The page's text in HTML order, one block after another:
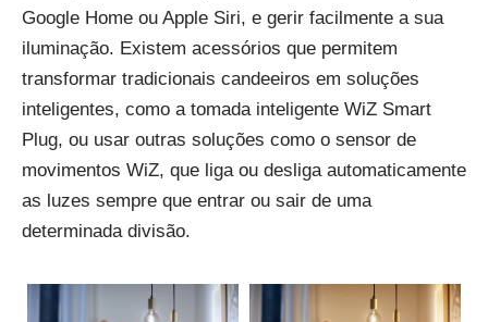
Google Home ou Apple Siri, e gerir facilmente a sua
iluminação. Existem acessórios que permitem
transformar tradicionais candeeiros em soluções
inteligentes, como a tomada inteligente WiZ Smart
Plug, ou usar outras soluções como o sensor de
movimentos WiZ, que liga ou desliga automaticamente
as luzes sempre que entrar ou sair de uma
determinada divisão.